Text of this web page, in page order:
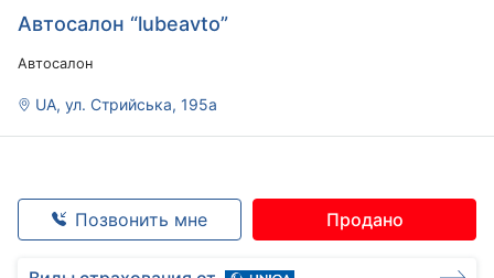
Автосалон “lubeavto”
Автосалон
UA, ул. Стрийська, 195а
Позвонить мне Продано